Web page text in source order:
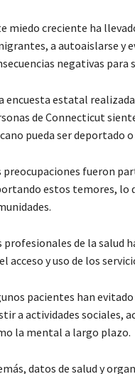
miedo creciente ha
a autoaislarse y
negativas para
encuesta estatal
de Connecticut
pueda ser deportado
preocupaciones fueron
estos temores, lo
profesionales de la salud
acceso y uso de los
pacientes han
a actividades sociales,
la mental a largo plazo.
datos de salud y